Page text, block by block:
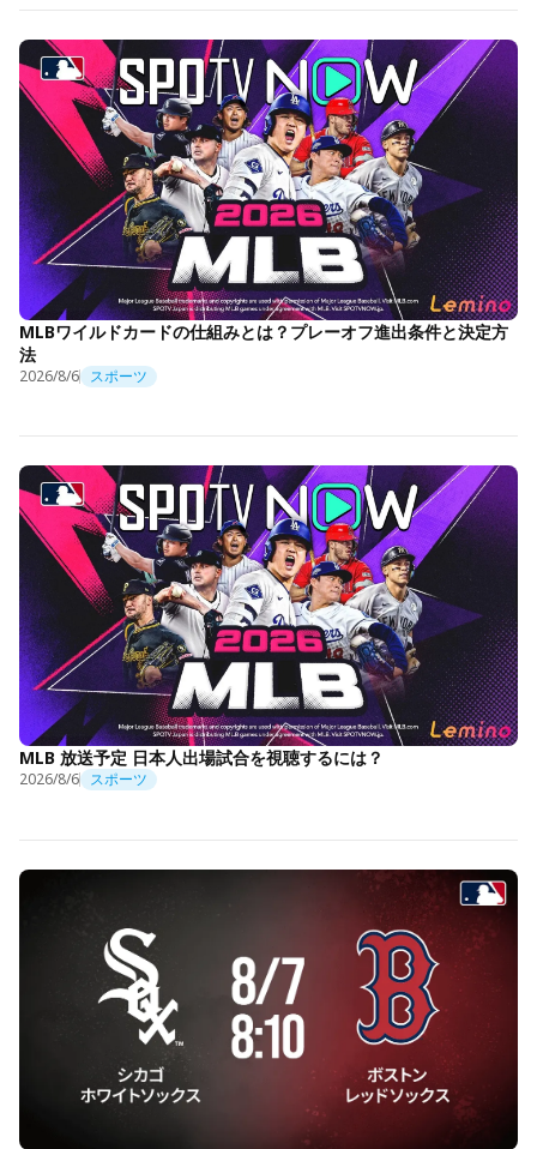
MLBワイルドカードの仕組みとは？プレーオフ進出条件と決定方
法
2026/8/6 スポーツ
MLB 放送予定 日本人出場試合を視聴するには？
2026/8/6 スポーツ